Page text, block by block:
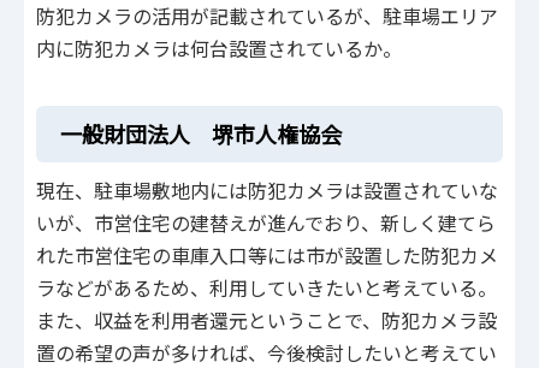
防犯カメラの活用が記載されているが、駐車場エリア
内に防犯カメラは何台設置されているか。
一般財団法人 堺市人権協会
現在、駐車場敷地内には防犯カメラは設置されていな
いが、市営住宅の建替えが進んでおり、新しく建てら
れた市営住宅の車庫入口等には市が設置した防犯カメ
ラなどがあるため、利用していきたいと考えている。
また、収益を利用者還元ということで、防犯カメラ設
置の希望の声が多ければ、今後検討したいと考えてい